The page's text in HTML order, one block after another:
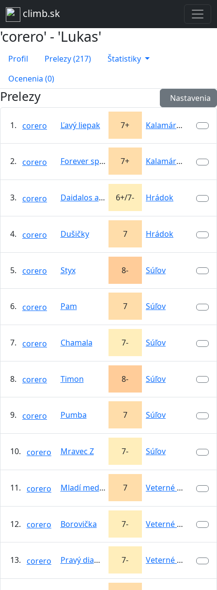
climb.sk
'corero' - 'Lukas'
Profil Prelezy (217)
Štatistiky
Ocenenia (0)
Prelezy Nastavenia
1. corero Ľavý liepak 7+ Kalamárka
2. corero Forever spoony 7+ Kalamárka
3. corero Daidalos a Ikaros - 1. dĺžka 6+/7- Hrádok
4. corero Dušičky 7 Hrádok
5. corero Styx 8- Súľov
6. corero Pam 7 Súľov
7. corero Chamala 7- Súľov
8. corero Timon 8- Súľov
9. corero Pumba 7 Súľov
10. corero Mravec Z 7- Súľov
11. corero Mladí medvedzi 7 Veterné Bašty
12. corero Borovička 7- Veterné Bašty
13. corero Pravý diamant 7- Veterné Bašty